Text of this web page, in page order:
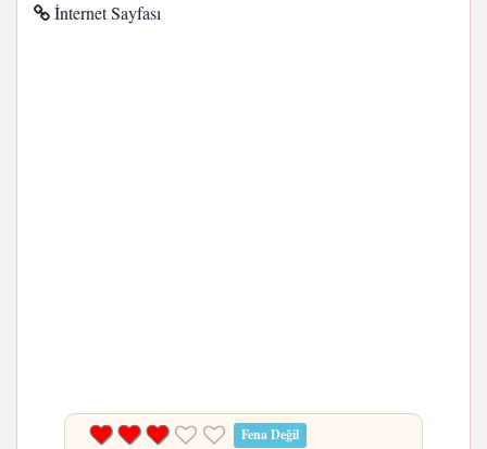
İnternet Sayfası
Fena Değil